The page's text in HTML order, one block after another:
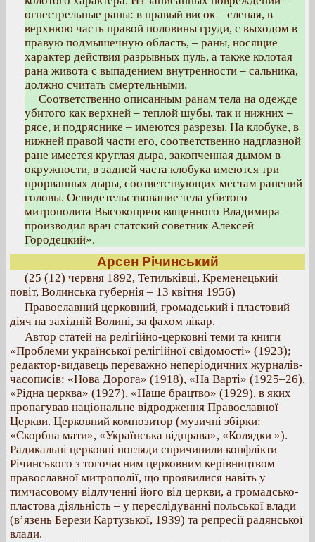
огнестрельные раны: в правый висок – слепая, в
верхнюю часть правой половины груди, с выходом в
правую подмышечную область, – раны, носящие
характер действия разрывных пуль, а также колотая
рана живота с выпадением внутренности – сальника,
должно считать смертельными.
Соответственно описанным ранам тела на одежде
убитого как верхней – теплой шубы, так и нижних –
рясе, и подряснике – имеются разрезы. На клобуке, в
нижней правой части его, соответственно надглазной
ране имеется круглая дыра, закопченная дымом в
окружности, в задней часта клобука имеются три
прорванных дыры, соответствующих местам ранений
головы. Освидетельствование тела убитого
митрополита Высокопреосвященного Владимира
производил врач статский советник Алексей
Городецкий».
Арсен Річинський
(25 (12) червня 1892, Тетильківці, Кременецький
повіт, Волинська губернія – 13 квітня 1956)
Православний церковний, громадський і пластовий
діяч на західній Волині, за фахом лікар.
Автор статей на релігійно-церковні теми та книги
«Проблеми української релігійної свідомості» (1923);
редактор-видавець переважно неперіодичних журналів-
часописів: «Нова Дорога» (1918), «На Варті» (1925–26),
«Рідна церква» (1927), «Наше брацтво» (1929), в яких
пропагував національне відродження Православної
Церкви. Церковний композитор (музичні збірки:
«Скорбна мати», «Українська відправа», «Колядки »).
Радикальні церковні погляди спричинили конфлікти
Річинського з тогочасним церковним керівництвом
православної митрополії, що проявилися навіть у
тимчасовому відлученні його від церкви, а громадсько-
пластова діяльність – у переслідуванні польської влади
(в’язень Берези Картузької, 1939) та репресії радянської
влади.